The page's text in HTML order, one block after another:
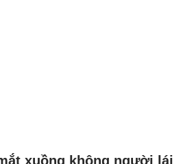
xuồng không người lái